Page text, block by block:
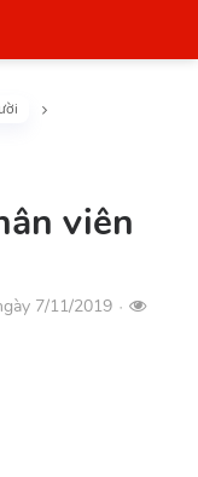
viên
7/11/2019 ●